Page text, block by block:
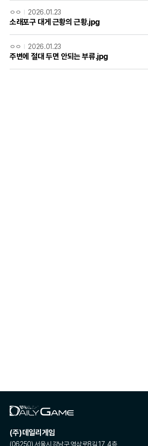
ㅇㅇ 2026.01.23
소래포구 대게 근황의 근황.jpg
ㅇㅇ 2026.01.23
주변에 절대 두면 안되는 부류.jpg
(주)데일리게임
(06250) 서울시 강남구 역삼로8길 17, 4층